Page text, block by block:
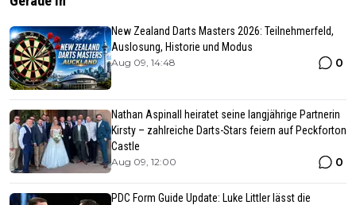
New Zealand Darts Masters 2026: Teilnehmerfeld,
Auslosung, Historie und Modus
Aug 09, 14:48 0
Nathan Aspinall heiratet seine langjährige Partnerin
Kirsty – zahlreiche Darts-Stars feiern auf Peckforton
Castle
Aug 09, 12:00 0
PDC Form Guide Update: Luke Littler lässt die